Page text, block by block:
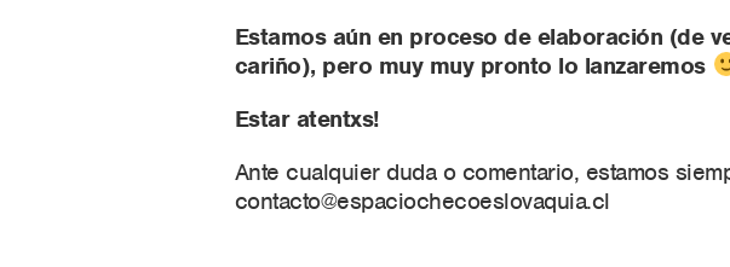
Estamos aún en proceso de elaboración (de
cariño), pero muy muy pronto lo lanzaremos
Estar atentxs!
Ante cualquier duda o comentario, estamos
contacto@espaciochecoeslovaquia.cl